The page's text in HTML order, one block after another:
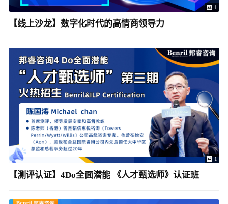
1
【线上沙龙】数字化时代的高情商领导力
1
【测评认证】4Do全面潜能 《人才甄选师》认证班